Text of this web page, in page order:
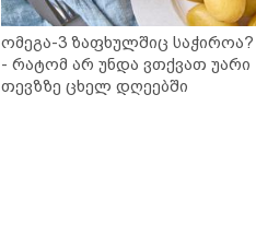
ომეგა-3 ზაფხულშიც საჭიროა?
- რატომ არ უნდა ვთქვათ უარი
თევზზე ცხელ დღეებში